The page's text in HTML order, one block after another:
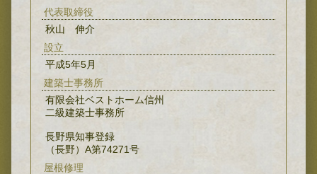
代表取締役
秋山 伸介
設立
平成5年5月
建築士事務所
有限会社ベストホーム信州
二級建築士事務所
長野県知事登録
（長野）A第74271号
屋根修理